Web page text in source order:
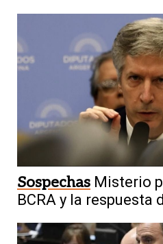
Sospechas Misterio
BCRA y la respuesta